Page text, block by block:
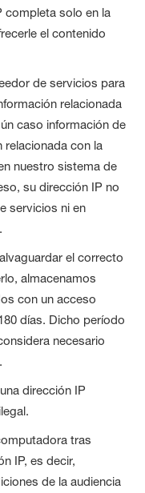
completa solo en la
el contenido
de servicios para
relacionada
caso información de
relacionada con la
nuestro sistema de
su dirección IP no
servicios ni en
el correcto
almacenamos
con un acceso
días. Dicho período
necesario
dirección IP
tras
IP, es decir,
de la audiencia